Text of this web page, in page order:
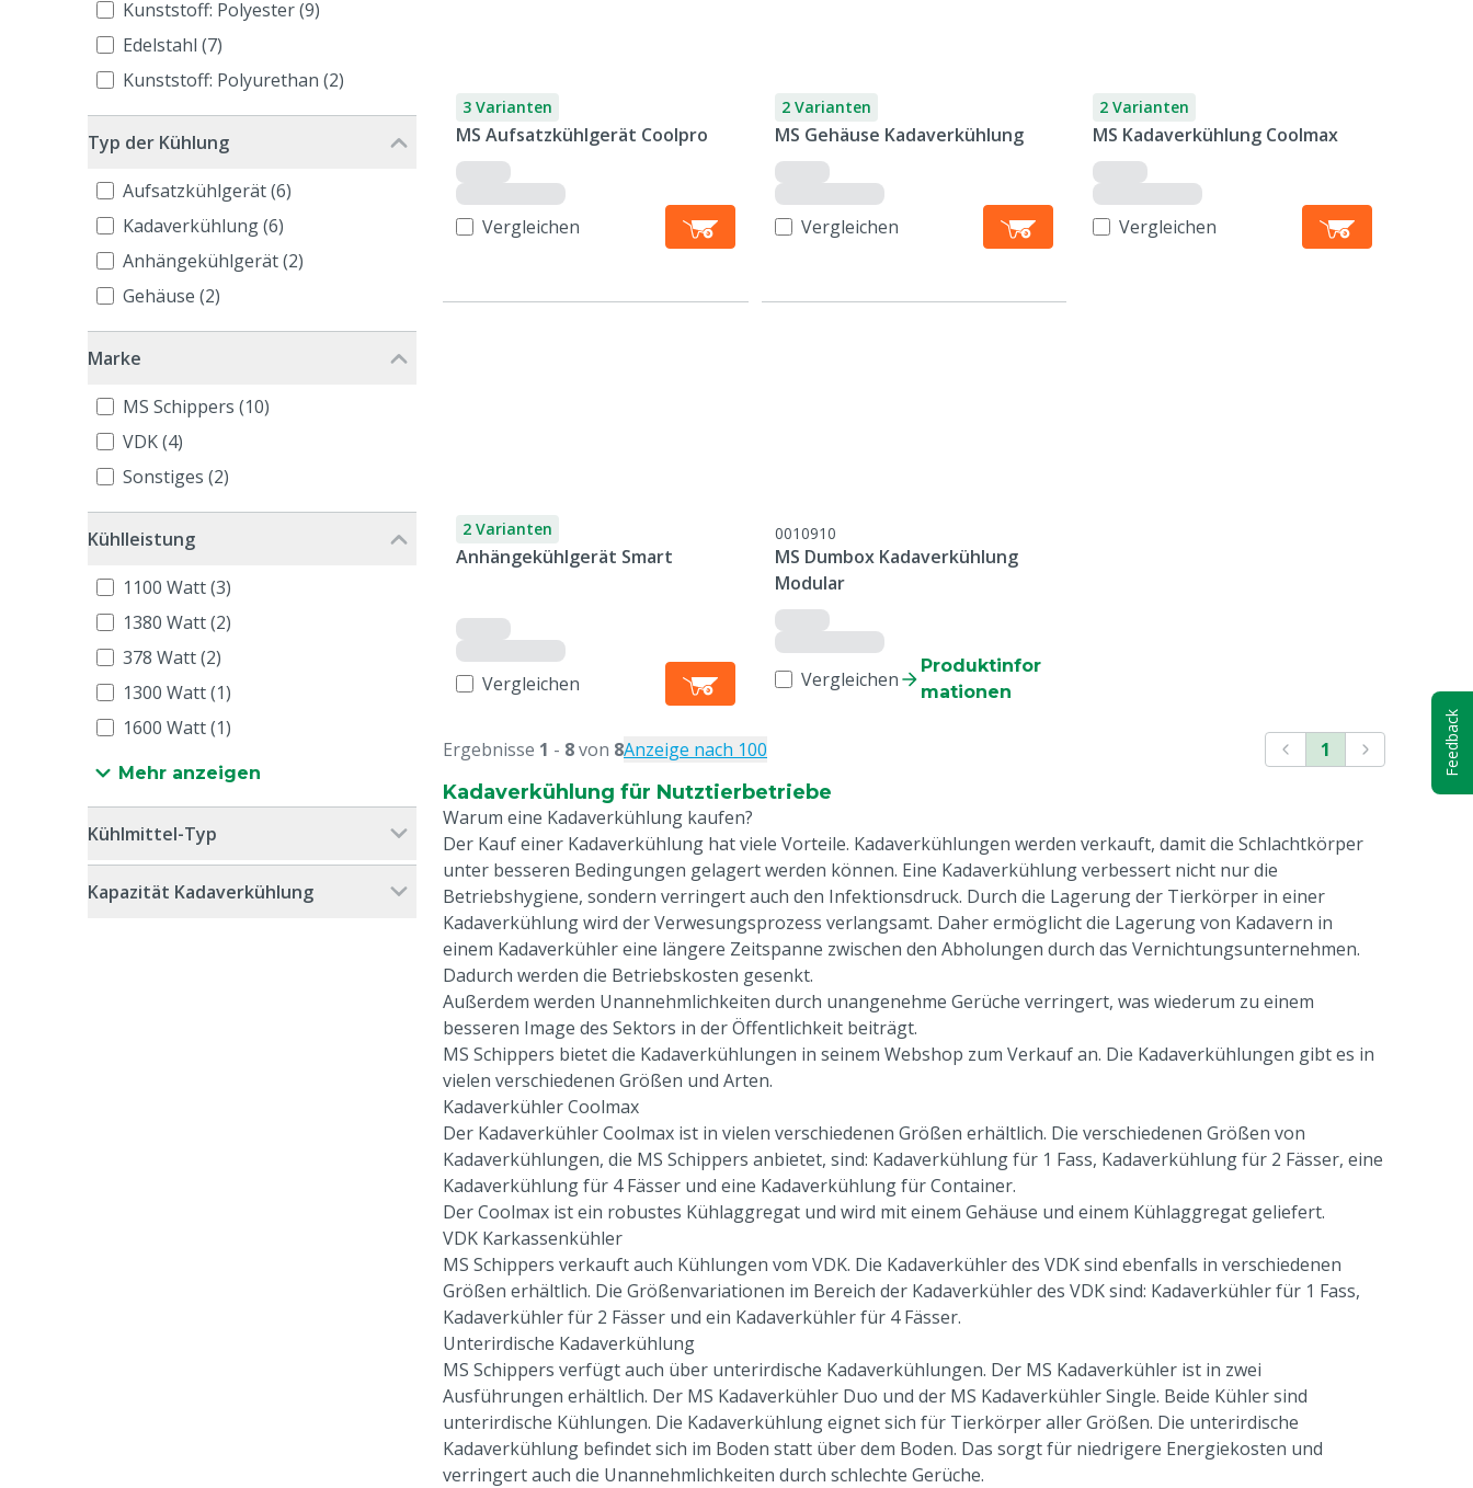
Kunststoff: Polyester (9)
Edelstahl (7)
Kunststoff: Polyurethan (2)
Typ der Kühlung
Aufsatzkühlgerät (6)
Kadaverkühlung (6)
Anhängekühlgerät (2)
Gehäuse (2)
Marke
MS Schippers (10)
VDK (4)
Sonstiges (2)
Kühlleistung
1100 Watt (3)
1380 Watt (2)
378 Watt (2)
1300 Watt (1)
1600 Watt (1)
Mehr anzeigen
Kühlmittel-Typ
Kapazität Kadaverkühlung
3 Varianten
MS Aufsatzkühlgerät Coolpro
Vergleichen
2 Varianten
MS Gehäuse Kadaverkühlung
Vergleichen
2 Varianten
MS Kadaverkühlung Coolmax
Vergleichen
2 Varianten
Anhängekühlgerät Smart
Vergleichen
0010910
MS Dumbox Kadaverkühlung
Modular
Vergleichen
Produktinfor
mationen
Ergebnisse 1 - 8von 8Anzeige nach 100
1
Kadaverkühlung für Nutztierbetriebe
Warum eine Kadaverkühlung kaufen?
Der Kauf einer Kadaverkühlung hat viele Vorteile. Kadaverkühlungen werden verkauft, damit die Schlachtkörper
unter besseren Bedingungen gelagert werden können. Eine Kadaverkühlung verbessert nicht nur die
Betriebshygiene, sondern verringert auch den Infektionsdruck. Durch die Lagerung der Tierkörper in einer
Kadaverkühlung wird der Verwesungsprozess verlangsamt. Daher ermöglicht die Lagerung von Kadavern in
einem Kadaverkühler eine längere Zeitspanne zwischen den Abholungen durch das Vernichtungsunternehmen.
Dadurch werden die Betriebskosten gesenkt.
Außerdem werden Unannehmlichkeiten durch unangenehme Gerüche verringert, was wiederum zu einem
besseren Image des Sektors in der Öffentlichkeit beiträgt.
MS Schippers bietet die Kadaverkühlungen in seinem Webshop zum Verkauf an. Die Kadaverkühlungen gibt es in
vielen verschiedenen Größen und Arten.
Kadaverkühler Coolmax
Der Kadaverkühler Coolmax ist in vielen verschiedenen Größen erhältlich. Die verschiedenen Größen von
Kadaverkühlungen, die MS Schippers anbietet, sind: Kadaverkühlung für 1 Fass, Kadaverkühlung für 2 Fässer, eine
Kadaverkühlung für 4 Fässer und eine Kadaverkühlung für Container.
Der Coolmax ist ein robustes Kühlaggregat und wird mit einem Gehäuse und einem Kühlaggregat geliefert.
VDK Karkassenkühler
MS Schippers verkauft auch Kühlungen vom VDK. Die Kadaverkühler des VDK sind ebenfalls in verschiedenen
Größen erhältlich. Die Größenvariationen im Bereich der Kadaverkühler des VDK sind: Kadaverkühler für 1 Fass,
Kadaverkühler für 2 Fässer und ein Kadaverkühler für 4 Fässer.
Unterirdische Kadaverkühlung
MS Schippers verfügt auch über unterirdische Kadaverkühlungen. Der MS Kadaverkühler ist in zwei
Ausführungen erhältlich. Der MS Kadaverkühler Duo und der MS Kadaverkühler Single. Beide Kühler sind
unterirdische Kühlungen. Die Kadaverkühlung eignet sich für Tierkörper aller Größen. Die unterirdische
Kadaverkühlung befindet sich im Boden statt über dem Boden. Das sorgt für niedrigere Energiekosten und
verringert auch die Unannehmlichkeiten durch schlechte Gerüche.
Feedback